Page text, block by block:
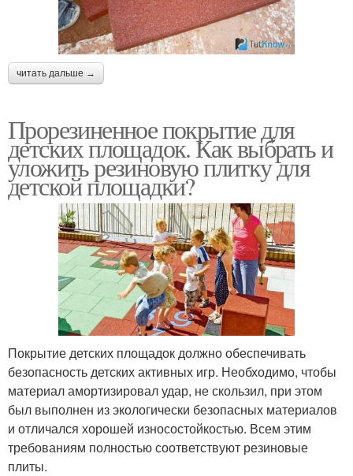
читать дальше →
Прорезиненное покрытие для
детских площадок. Как выбрать и
уложить резиновую плитку для
детской площадки?
Покрытие детских площадок должно обеспечивать
безопасность детских активных игр. Необходимо, чтобы
материал амортизировал удар, не скользил, при этом
был выполнен из экологически безопасных материалов
и отличался хорошей износостойкостью. Всем этим
требованиям полностью соответствуют резиновые
плиты.